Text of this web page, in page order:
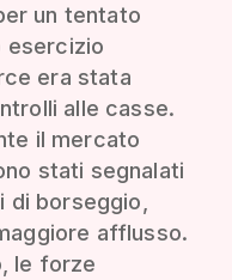
un tentato
esercizio
era stata
alle casse.
il mercato
stati segnalati
borseggio,
afflusso.
le forze